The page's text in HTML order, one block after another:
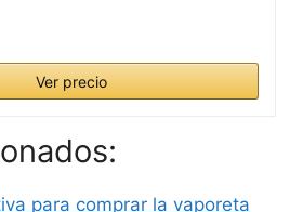
Ver precio
para comprar la vaporeta